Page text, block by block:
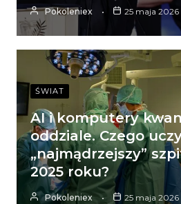
Pokoleniex 25 maja 2026
ŚWIAT
AI i komputery
oddziale. Czego
„najmądrzejszy”
2025 roku?
Pokoleniex 25 maja 2026